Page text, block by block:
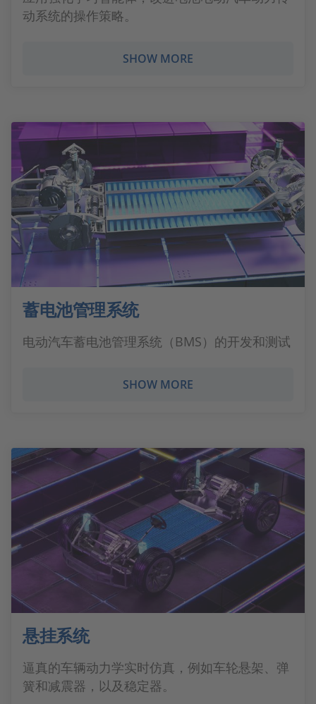
动系统的操作策略。
SHOW MORE
蓄电池管理系统
电动汽车蓄电池管理系统（BMS）的开发和测试
SHOW MORE
悬挂系统
逼真的车辆动力学实时仿真，例如车轮悬架、弹
簧和减震器，以及稳定器。